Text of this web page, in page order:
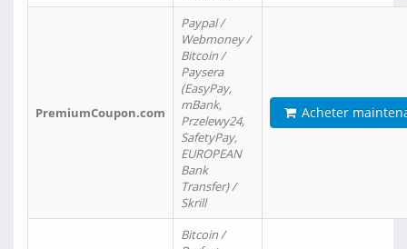
PremiumCoupon.com
Paypal /
Webmoney /
Bitcoin /
Paysera
(EasyPay,
mBank,
Przelewy24,
SafetyPay,
EUROPEAN
Bank
Transfer) /
Skrill
Acheter
Bitcoin /